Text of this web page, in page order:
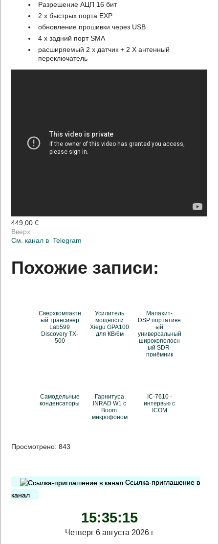
Разрешение АЦП 16 бит
2 x быстрых порта EXP
обновление прошивки через USB
4 x задний порт SMA
расширяемый 2 x датчик + 2 X антенный
переключатель
449,00 €
Вверх
См. канал в Telegram
Похожие записи:
Сверхкомпактн
ый трансивер
Lab599
Discovery TX-
500
Усилитель
мощности
Xiegu GPA100
для КВ/6м
Малахит-
DSP портативн
ый
универсальный
широкополосн
ый SDR-
приёмник
Самодельные
конденсаторы
Гарнитура
INRAD W1 с
Boom.
микрофоном
IC-7610 -
интервью с
ICOM
Просмотрено:843
Ссылка-приглашение в
канал
15:35:16
Четверг 6 августа 2026 г